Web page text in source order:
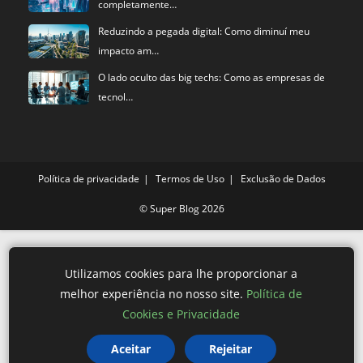
completamente…
Reduzindo a pegada digital: Como diminuí meu
impacto am…
O lado oculto das big techs: Como as empresas de
tecnol…
Política de privacidade Termos de Uso Exclusão de Dados
©Super Blog2026
Utilizamos cookies para lhe proporcionar a
melhor experiência no nosso site. Política de
Cookies e Privacidade
Aceitar Rejeitar